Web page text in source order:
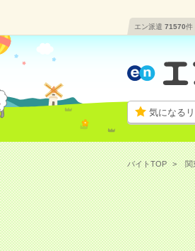
エン派遣 71570件
気になる
バイトTOP 関